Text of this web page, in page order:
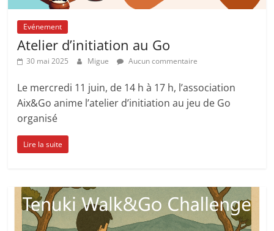
Evénement
Atelier d’initiation au Go
30 mai 2025 Migue Aucun commentaire
Le mercredi 11 juin, de 14 h à 17 h, l’association
Aix&Go anime l’atelier d’initiation au jeu de Go
organisé
Lire la suite